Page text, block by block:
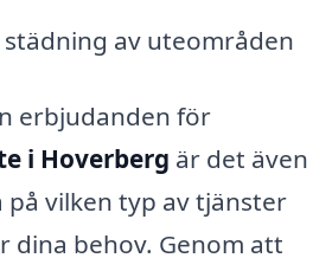
städning av uteområden
erbjudanden för
i Hoverberg är det även
vilken typ av tjänster
dina behov. Genom att